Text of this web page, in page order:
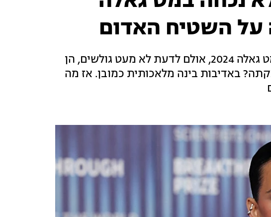
על השטיח האדום
קייטי פרי, ריהאנה וסלינה גומז לא נכחו במט גאלה 2024, אולם לדעת לא מעט גולשים, הן
באדיבות בינה מלאכותית כמובן. אז מה